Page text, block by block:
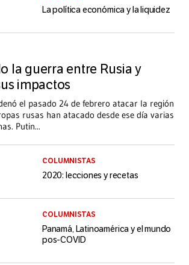
La política económica y la liquidez
la guerra entre Rusia y
impactos
el pasado 24 de febrero atacar la región
rusas han atacado desde ese día varias
Putin...
COLUMNISTAS
2020: lecciones y recetas
COLUMNISTAS
Panamá, Latinoamérica y el mundo
pos-COVID